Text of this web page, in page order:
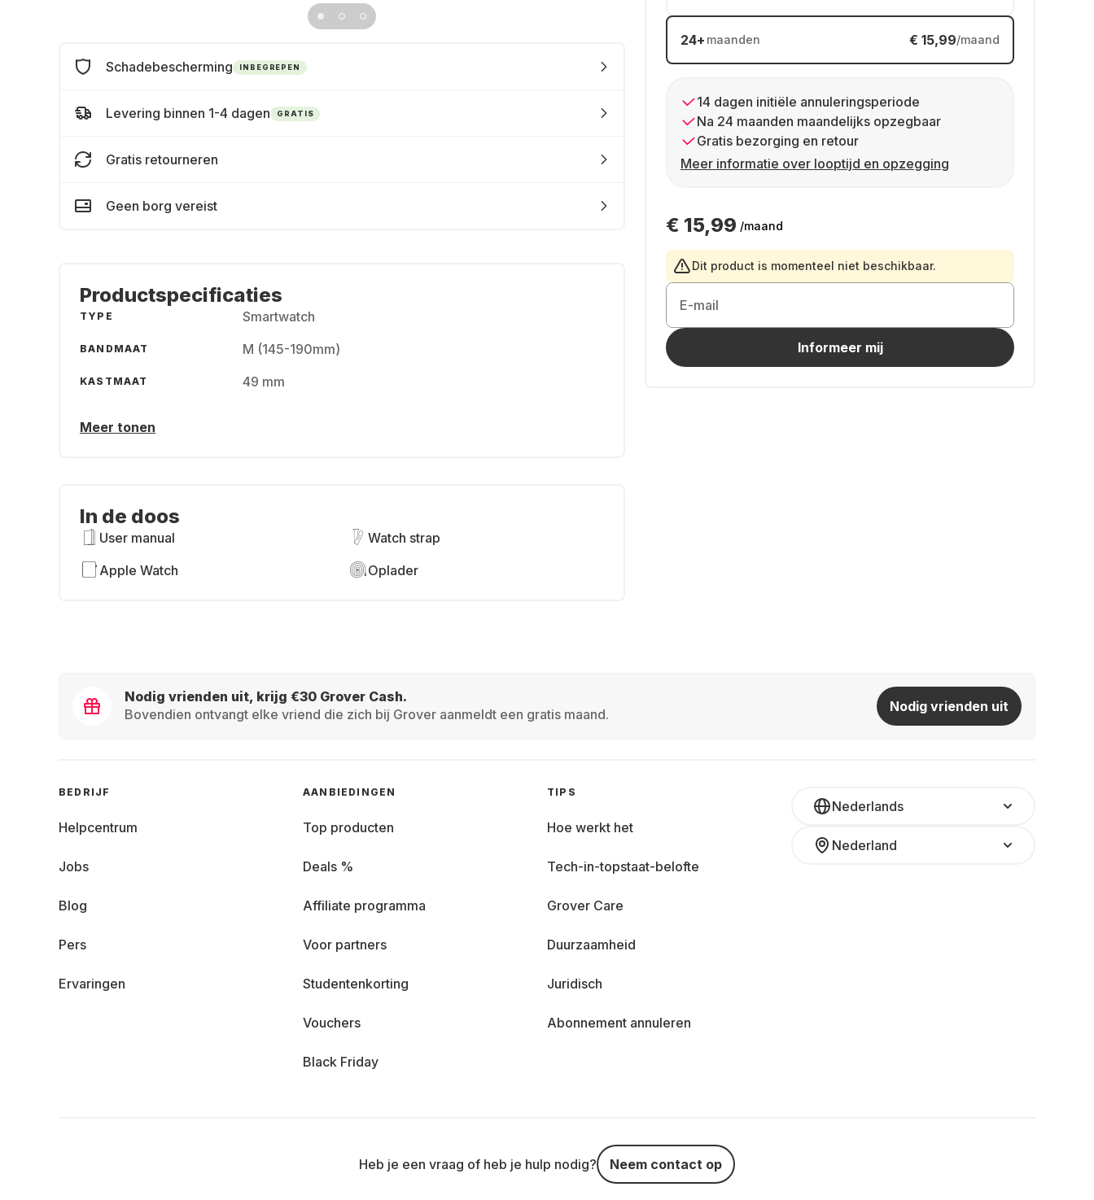
24+ maanden € 15,99/maand
14 dagen initiële annuleringsperiode
Na 24 maanden maandelijks opzegbaar
Gratis bezorging en retour
Meer informatie over looptijd en opzegging
€ 15,99 /maand
Dit product is momenteel niet beschikbaar.
E-mail
Informeer mij
Schadebescherming INBEGREPEN
Levering binnen 1-4 dagen GRATIS
Gratis retourneren
Geen borg vereist
Productspecificaties
TYPE Smartwatch
BANDMAAT M (145-190mm)
KASTMAAT 49 mm
Meer tonen
In de doos
User manual
Watch strap
Apple Watch
Oplader
Nodig vrienden uit, krijg €30 Grover Cash.
Bovendien ontvangt elke vriend die zich bij Grover aanmeldt een gratis maand.
Nodig vrienden uit
Nederlands
Nederland
BEDRIJF
Helpcentrum
Jobs
Blog
Pers
Ervaringen
AANBIEDINGEN
Top producten
Deals %
Affiliate programma
Voor partners
Studentenkorting
Vouchers
Black Friday
TIPS
Hoe werkt het
Tech-in-topstaat-belofte
Grover Care
Duurzaamheid
Juridisch
Abonnement annuleren
Heb je een vraag of heb je hulp nodig? Neem contact op